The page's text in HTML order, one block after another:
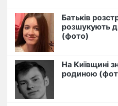
Батьків
розшукують
(фото)
На Київщині
родиною